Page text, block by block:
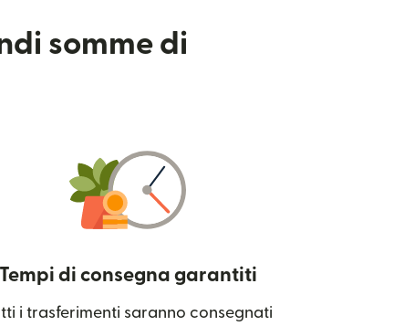
somme di
Tempi di consegna garantiti
i trasferimenti saranno consegnati